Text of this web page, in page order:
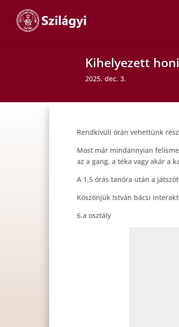
Kihelyezett
2025. dec. 3.
Rendkívüli órán vehettünk
Most már mindannyian
az a gang, a téka vagy akár a
A 1,5 órás tanóra után a
Köszönjük István bácsi
6.a osztály